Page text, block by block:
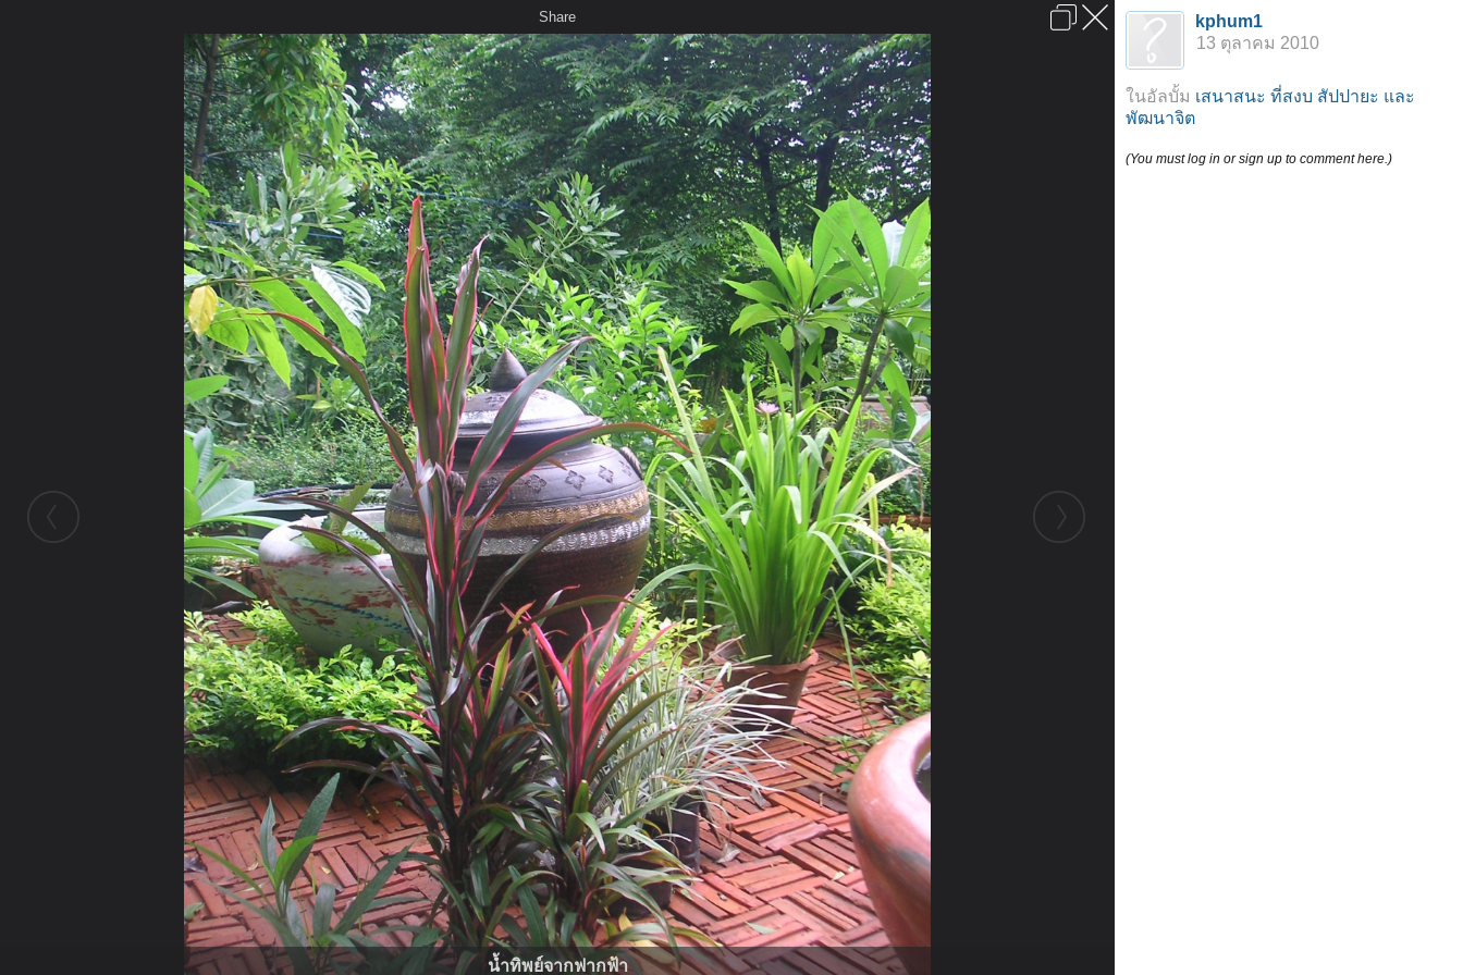
General kphum1 เสนาสนะ ที่สงบ สัปปายะ และพัฒนาจิต
น้ำทิพย์จากฟากฟ้า
เว็บบอร์ด มีอะไรใหม่ วิดีโอ รูปภาพ
มีอะไรใหม่ คอลเล็คชั่น สถานที่ กล้อง แท็ก
เสียงธรรม สมาชิก ห้องสนทนา
ลงโฆษณา ติดต่อเรา ช่วยเหลือ
Share
น้ำทิพย์จากฟากฟ้า
kphum1
13 ตุลาคม 2010
ในอัลบั้ม เสนาสนะ ที่สงบ สัปปายะ และ
พัฒนาจิต
(You must log in or sign up to comment here.)